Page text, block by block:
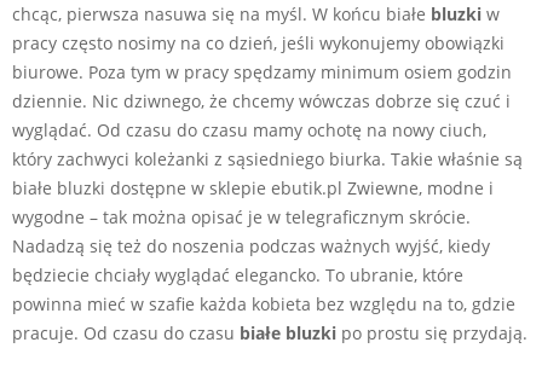
chcąc, pierwsza nasuwa się na myśl. W końcu białe bluzki w
pracy często nosimy na co dzień, jeśli wykonujemy obowiązki
biurowe. Poza tym w pracy spędzamy minimum osiem godzin
dziennie. Nic dziwnego, że chcemy wówczas dobrze się czuć i
wyglądać. Od czasu do czasu mamy ochotę na nowy ciuch,
który zachwyci koleżanki z sąsiedniego biurka. Takie właśnie są
białe bluzki dostępne w sklepie ebutik.pl Zwiewne, modne i
wygodne – tak można opisać je w telegraficznym skrócie.
Nadadzą się też do noszenia podczas ważnych wyjść, kiedy
będziecie chciały wyglądać elegancko. To ubranie, które
powinna mieć w szafie każda kobieta bez względu na to, gdzie
pracuje. Od czasu do czasu białe bluzki po prostu się przydają.